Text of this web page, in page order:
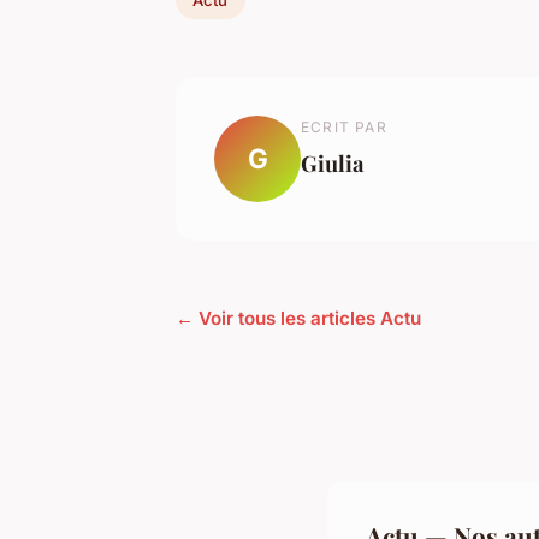
G
ECRIT PAR
Giulia
← Voir tous les articles Actu